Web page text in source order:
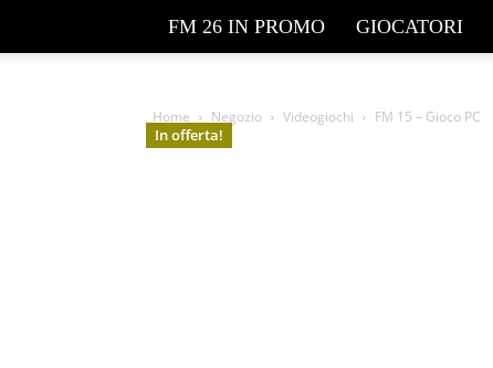
FM 26 IN PROMO GIOCATORI
Home Negozio Videogiochi FM 15 – Gioco PC
In offerta!